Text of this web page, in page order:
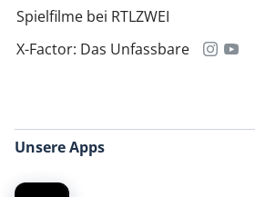
Spielfilme bei RTLZWEI
X-Factor: Das Unfassbare
Unsere Apps